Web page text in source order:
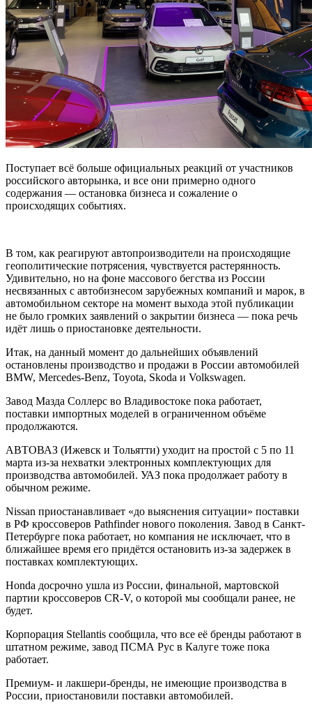
Поступает всё больше официальных реакций от участников
российского авторынка, и все они примерно одного
содержания — остановка бизнеса и сожаление о
происходящих событиях.
В том, как реагируют автопроизводители на происходящие
геополитические потрясения, чувствуется растерянность.
Удивительно, но на фоне массового бегства из России
несвязанных с автобизнесом зарубежных компаний и марок, в
автомобильном секторе на момент выхода этой публикации
не было громких заявлений о закрытии бизнеса — пока речь
идёт лишь о приостановке деятельности.
Итак, на данный момент до дальнейших объявлений
остановлены производство и продажи в России автомобилей
BMW, Mercedes-Benz, Toyota, Skoda и Volkswagen.
Завод Мазда Соллерс во Владивостоке пока работает,
поставки импортных моделей в ограниченном объёме
продолжаются.
АВТОВАЗ (Ижевск и Тольятти) уходит на простой с 5 по 11
марта из-за нехватки электронных комплектующих для
производства автомобилей. УАЗ пока продолжает работу в
обычном режиме.
Nissan приостанавливает «до выяснения ситуации» поставки
в РФ кроссоверов Pathfinder нового поколения. Завод в Санкт-
Петербурге пока работает, но компания не исключает, что в
ближайшее время его придётся остановить из-за задержек в
поставках комплектующих.
Honda досрочно ушла из России, финальной, мартовской
партии кроссоверов CR-V, о которой мы сообщали ранее, не
будет.
Корпорация Stellantis сообщила, что все её бренды работают в
штатном режиме, завод ПСМА Рус в Калуге тоже пока
работает.
Премиум- и лакшери-бренды, не имеющие производства в
России, приостановили поставки автомобилей.